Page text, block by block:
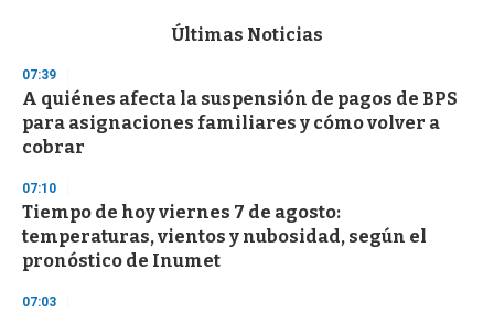
d
s
o
f
3
s
e
c
o
n
d
s
Últimas Noticias
07:39
A quiénes afecta la suspensión de pagos de BPS
para asignaciones familiares y cómo volver a
cobrar
07:10
Tiempo de hoy viernes 7 de agosto:
temperaturas, vientos y nubosidad, según el
pronóstico de Inumet
07:03